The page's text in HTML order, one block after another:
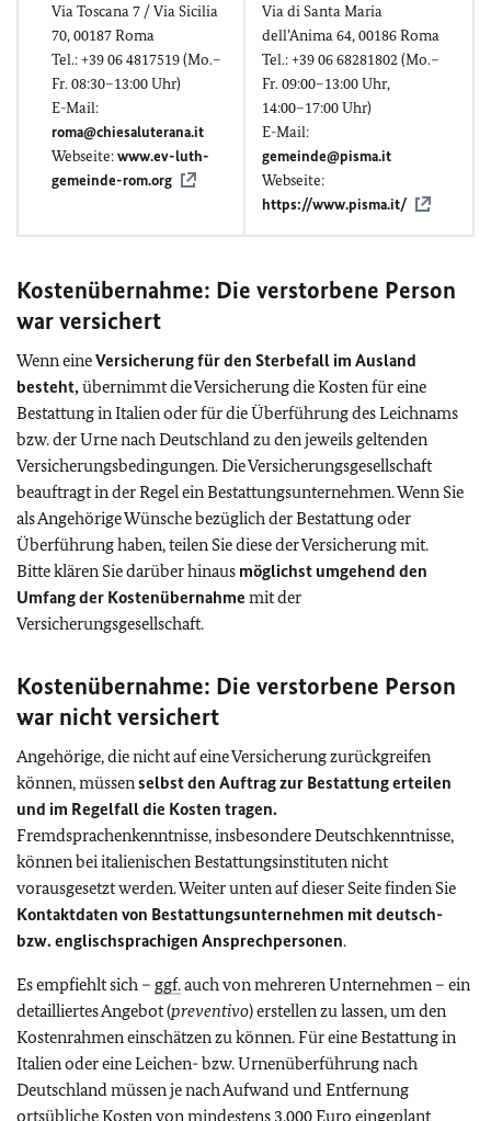
Via Toscana 7 / Via Sicilia
70, 00187 Roma
Tel.: +39 06 4817519 (Mo.–
Fr. 08:30–13:00 Uhr)
E-Mail:
roma@chiesaluterana.it
Webseite:www.ev-luth-
gemeinde-rom.org
Via di Santa Maria
dell’Anima 64, 00186 Roma
Tel.: +39 06 68281802 (Mo.–
Fr. 09:00–13:00 Uhr,
14:00–17:00 Uhr)
E-Mail:
gemeinde@pisma.it
Webseite:
https://www.pisma.it/
Kostenübernahme: Die verstorbene Person
war versichert
Wenn eineVersicherung für den Sterbefall im Ausland
besteht, übernimmt die Versicherung die Kosten für eine
Bestattung in Italien oder für die Überführung des Leichnams
bzw. der Urne nach Deutschland zu den jeweils geltenden
Versicherungsbedingungen. Die Versicherungsgesellschaft
beauftragt in der Regel ein Bestattungsunternehmen. Wenn Sie
als Angehörige Wünsche bezüglich der Bestattung oder
Überführung haben, teilen Sie diese der Versicherung mit.
Bitte klären Sie darüber hinaus möglichst umgehend den
Umfang der Kostenübernahme mit der
Versicherungsgesellschaft.
Kostenübernahme: Die verstorbene Person
war nicht versichert
Angehörige, die nicht auf eine Versicherung zurückgreifen
können, müssen selbst den Auftrag zur Bestattung erteilen
und im Regelfall die Kosten tragen.
Fremdsprachenkenntnisse, insbesondere Deutschkenntnisse,
können bei italienischen Bestattungsinstituten nicht
vorausgesetzt werden. Weiter unten auf dieser Seite finden Sie
Kontaktdaten von Bestattungsunternehmen mit deutsch-
bzw. englischsprachigen Ansprechpersonen.
Es empfiehlt sich – ggf.auch von mehreren Unternehmen – ein
detailliertes Angebot (preventivo) erstellen zu lassen, um den
Kostenrahmen einschätzen zu können.Für eine Bestattung in
Italien oder eine Leichen- bzw. Urnenüberführung nach
Deutschland müssen je nach Aufwand und Entfernung
ortsübliche Kosten von mindestens 3.000 Euro eingeplant